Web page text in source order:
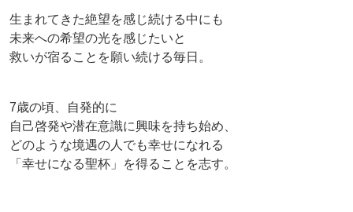
生まれてきた絶望を感じ続ける中にも
未来への希望の光を感じたいと
救いが宿ることを願い続ける毎日。
7歳の頃、自発的に
自己啓発や潜在意識に興味を持ち始め、
どのような境遇の人でも幸せになれる
「幸せになる聖杯」を得ることを志す。